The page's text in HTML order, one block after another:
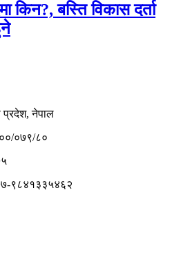
किन?, बस्ति विकास दर्ता
प्रदेश, नेपाल
०७९/८०
९८४१३३५४६२